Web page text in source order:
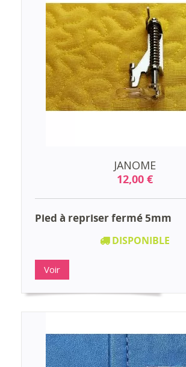
JANOME
12,00 €
Pied à repriser fermé 5mm
DISPONIBLE
Voir